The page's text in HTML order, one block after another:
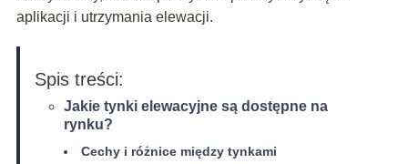
aplikacji i utrzymania elewacji.
Spis treści:
Jakie tynki elewacyjne są dostępne na
rynku?
Cechy i różnice między tynkami